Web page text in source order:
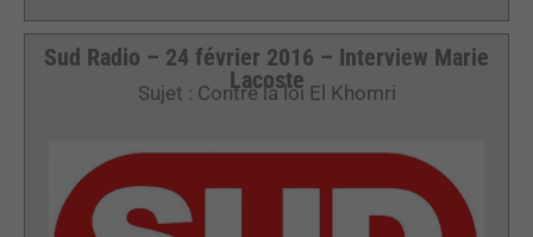
Sud Radio – 24 février 2016 – Interview Marie
Lacoste
Sujet : Contre la loi El Khomri